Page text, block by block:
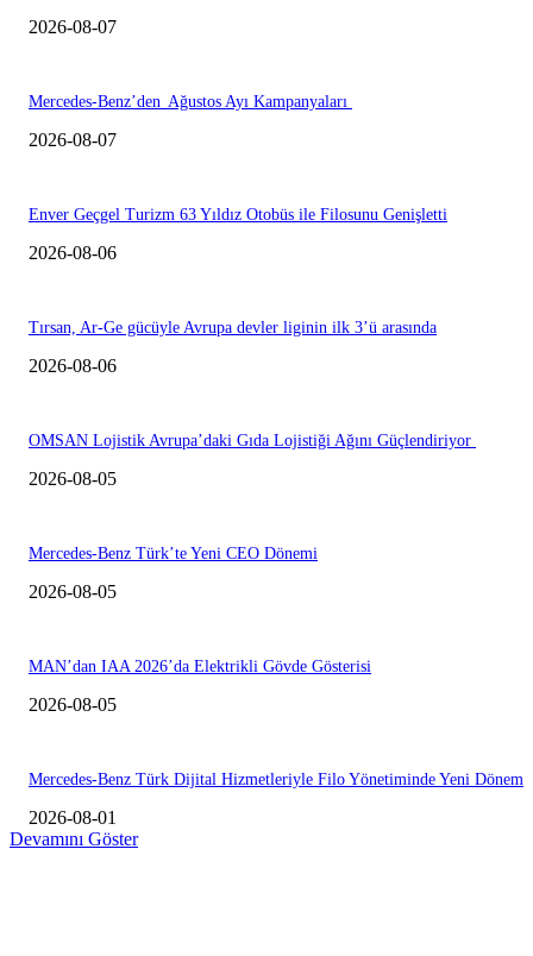
2026-08-07
Mercedes-Benz’den Ağustos Ayı Kampanyaları
2026-08-07
Enver Geçgel Turizm 63 Yıldız Otobüs ile Filosunu Genişletti
2026-08-06
Tırsan, Ar-Ge gücüyle Avrupa devler liginin ilk 3’ü arasında
2026-08-06
OMSAN Lojistik Avrupa’daki Gıda Lojistiği Ağını Güçlendiriyor
2026-08-05
Mercedes-Benz Türk’te Yeni CEO Dönemi
2026-08-05
MAN’dan IAA 2026’da Elektrikli Gövde Gösterisi
2026-08-05
Mercedes-Benz Türk Dijital Hizmetleriyle Filo Yönetiminde Yeni Dönem
2026-08-01
Devamını Göster